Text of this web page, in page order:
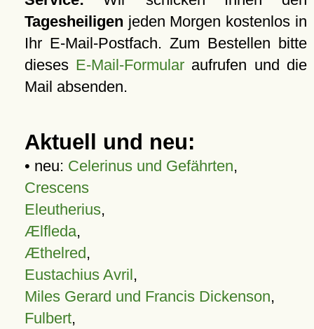
Tagesheiligen jeden Morgen kostenlos in
Ihr E-Mail-Postfach. Zum Bestellen bitte
dieses E-Mail-Formular aufrufen und die
Mail absenden.
Aktuell und neu:
• neu: Celerinus und Gefährten,
Crescens
Eleutherius,
Ælfleda,
Æthelred,
Eustachius Avril,
Miles Gerard und Francis Dickenson,
Fulbert,